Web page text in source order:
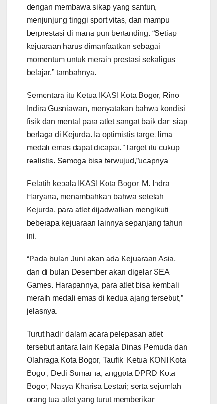
dengan membawa sikap yang santun,
menjunjung tinggi sportivitas, dan mampu
berprestasi di mana pun bertanding. “Setiap
kejuaraan harus dimanfaatkan sebagai
momentum untuk meraih prestasi sekaligus
belajar,” tambahnya.
Sementara itu Ketua IKASI Kota Bogor, Rino
Indira Gusniawan, menyatakan bahwa kondisi
fisik dan mental para atlet sangat baik dan siap
berlaga di Kejurda. Ia optimistis target lima
medali emas dapat dicapai. “Target itu cukup
realistis. Semoga bisa terwujud,”ucapnya
Pelatih kepala IKASI Kota Bogor, M. Indra
Haryana, menambahkan bahwa setelah
Kejurda, para atlet dijadwalkan mengikuti
beberapa kejuaraan lainnya sepanjang tahun
ini.
“Pada bulan Juni akan ada Kejuaraan Asia,
dan di bulan Desember akan digelar SEA
Games. Harapannya, para atlet bisa kembali
meraih medali emas di kedua ajang tersebut,”
jelasnya.
Turut hadir dalam acara pelepasan atlet
tersebut antara lain Kepala Dinas Pemuda dan
Olahraga Kota Bogor, Taufik; Ketua KONI Kota
Bogor, Dedi Sumarna; anggota DPRD Kota
Bogor, Nasya Kharisa Lestari; serta sejumlah
orang tua atlet yang turut memberikan